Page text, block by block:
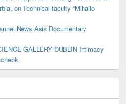
on Technical faculty “Mihailo
News Asia Documentary
GALLERY DUBLIN Intimacy